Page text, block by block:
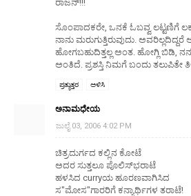
ರಾಜನ್!!!
ಸೊಂಪಾದಕರೇ, ಒನಕೆ ಓಬವ್ವ ಲಟ್ಟಣಿಗೆ
ನಾನು ಮರುಗುತ್ತಿರುವುದು.
ಹೋಗಬಹುದಿತ್ತಲ್ಲ ಅಂತ. ಹೋಗ್ಲಿ ಬಿಡಿ,
ಅಂತಿದೆ. ಪ್ರಶಸ್ತಿ ನಿಮಗೆ ಬಂದು ತಲುಪಿತೇ
ಪ್ರತ್ಯುತ್ತರ ಅಳಿಸಿ
ಅನಾಮಧೇಯ
ಜುಲೈ 03, 2006 4:02 PM
ಚಿತ್ರದುರ್ಗದ ಕಲ್ಲಿನ ಕೋಟೆ
ಅದರ ಸುತ್ತಲೂ ಪೊಲಿಸ್‌ಭರಾಟೆ
ಹಳಸಿದ curryಯ ಹೂರಣವಾಗಿಸಿದ
ಸ"ಮೋಸ"ಗಾರರಿಗೆ ಕನ್ಯಾರ್ಥಿಗಳ ತರಾಟೆ!